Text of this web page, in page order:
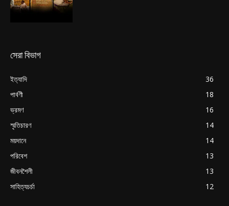
সেরা বিভাগ
ইত্যাদি
36
পার্বণী
18
ভ্রমণ
16
স্মৃতিচারণ
14
ময়দানে
14
পরিবেশ
13
জীবনশৈলী
13
সাহিত্যচর্চা
12